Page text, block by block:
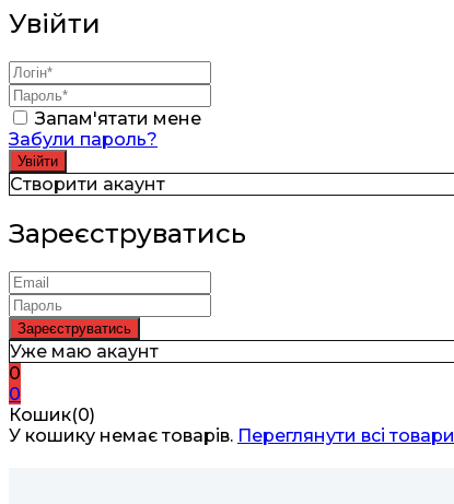
Увійти
Запам'ятати мене
Забули пароль?
Створити акаунт
Зареєструватись
Уже маю акаунт
0
0
Кошик(0)
У кошику немає товарів. Переглянути всі товари